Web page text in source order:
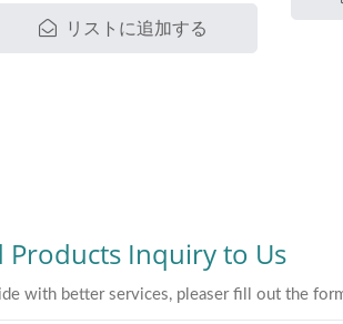
フレンドリーなPP素材で作られ
リストに追加する